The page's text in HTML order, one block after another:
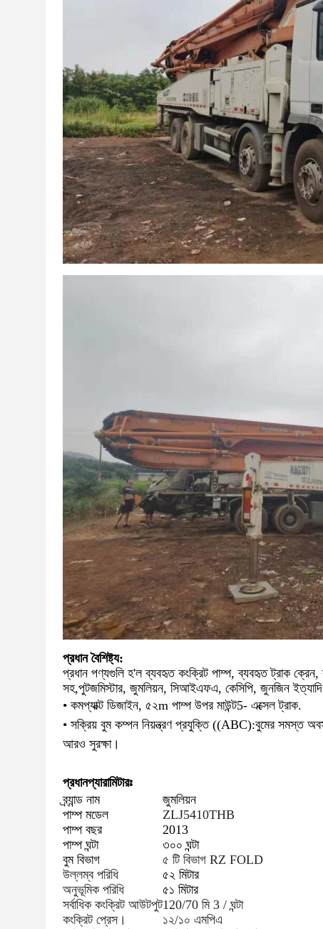
প্রধান বৈশিষ্ট্য:
প্রধান পণ্যগুলি হ'ল ব্যবহৃত কংক্রিট পাম্প, ব্যবহৃত ট্রাক ক্রেন,
সহ,পুটজমিস্টার, জুমলিয়ন, সিআইএফএ, কেসিপি, জুনজিন
• কমপ্যাক্ট ডিজাইন, ৫২m পাম্প উপর মাউন্ট5- এক্সেল ট্রাক.
• সক্রিয় বুম কম্পন নিয়ন্ত্রণ প্রযুক্তি ((ABC):বুমের সমস্ত
আরও সুরক্ষা।
প্রধানপ্যারামিটারঃ
ব্র্যান্ড নাম
জুমলিয়ন
পাম্প মডেল
ZLJ5410THB
পাম্প বছর
2013
পাম্প ঘন্টা
৩০০ ঘন্টা
বুম বিভাগ
৫ টি বিভাগ RZ FOLD
উল্লম্ব পরিধি
৫২ মিটার
অনুভূমিক পরিধি
৫১ মিটার
সর্বাধিক কংক্রিট আউটপুট120/70 মি 3 / ঘন্টা
কংক্রিট প্রেস।
১২/১০ এমপিএ